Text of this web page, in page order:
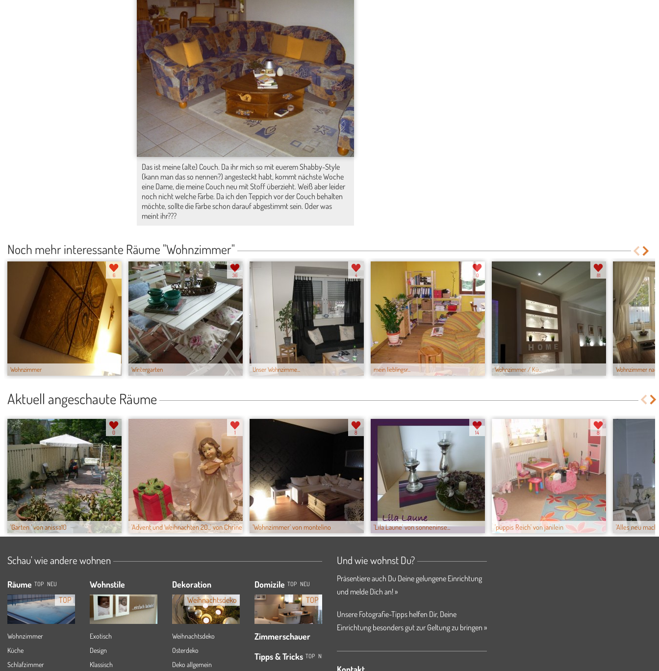
Das ist meine (alte) Couch. Da ihr mich so mit euerem Shabby-Style
(kann man das so nennen?) angesteckt habt, kommt nächste Woche
eine Dame, die meine Couch neu mit Stoff überzieht. Weiß aber leider
noch nicht welche Farbe. Da ich den Teppich vor der Couch behalten
möchte, sollte die Farbe schon darauf abgestimmt sein. Oder was
meint ihr???
Noch mehr interessante Räume "Wohnzimmer"
Wohnzimmer
6
Wintergarten
36
Unser Wohnzimme...
4
mein lieblingsr...
0
Wohnzimmer / Kü...
81
Wohnzimmer
Aktuell angeschaute Räume
'Garten ' von anissa10
0
'Advent und Weihnachten 20...' von Chrinette
1
'Wohnzimmer' von montelino
8
'Lila Laune' von sonneninse...
14
'püppis Reich' von janilein
8
'Alles neu
Schau' wie andere wohnen
Räume TOP NEU
TOP
Wohnzimmer
Küche
Schlafzimmer
Wohnstile
Exotisch
Design
Klassisch
Dekoration
Weihnachtsdeko
Weihnachtsdeko
Osterdeko
Deko allgemein
Domizile TOP NEU
TOP
Zimmerschauer
Tipps & Tricks TOP NEU
Und wie wohnst Du?
Präsentiere auch Du Deine gelungene Einrichtung
und melde Dich an! »
Unsere Fotografie-Tipps helfen Dir, Deine
Einrichtung besonders gut zur Geltung zu bringen »